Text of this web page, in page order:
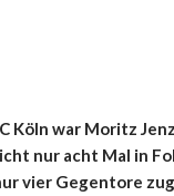
Köln war Moritz
nur acht Mal in
vier Gegentore